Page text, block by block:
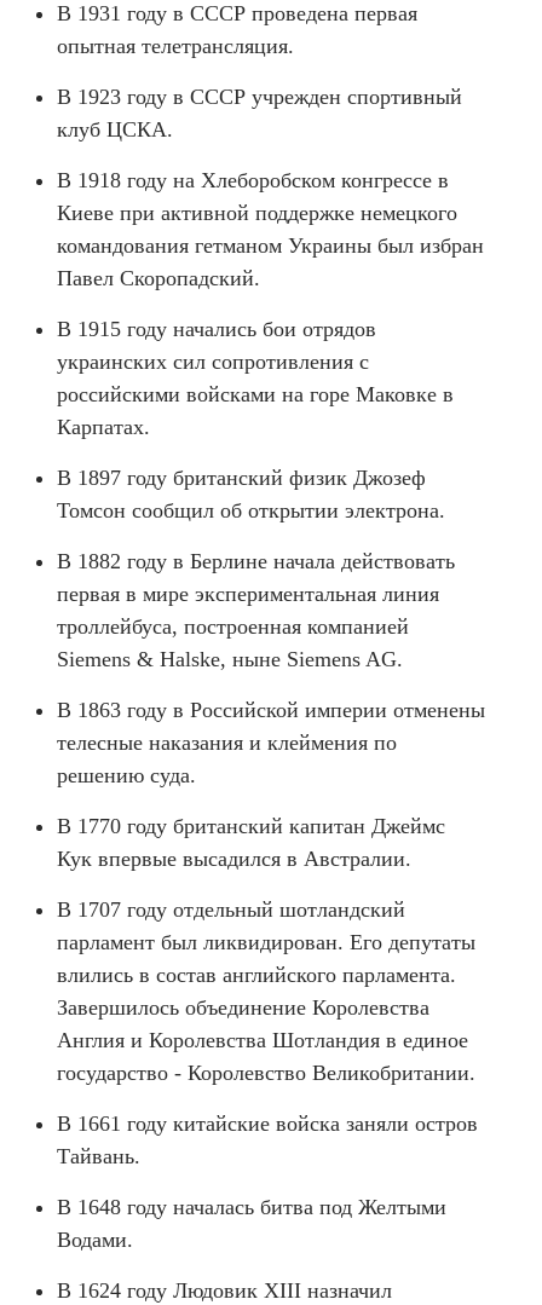
В 1931 году в СССР проведена первая
опытная телетрансляция.
В 1923 году в СССР учрежден спортивный
клуб ЦСКА.
В 1918 году на Хлеборобском конгрессе в
Киеве при активной поддержке немецкого
командования гетманом Украины был избран
Павел Скоропадский.
В 1915 году начались бои отрядов
украинских сил сопротивления с
российскими войсками на горе Маковке в
Карпатах.
В 1897 году британский физик Джозеф
Томсон сообщил об открытии электрона.
В 1882 году в Берлине начала действовать
первая в мире экспериментальная линия
троллейбуса, построенная компанией
Siemens & Halske, ныне Siemens AG.
В 1863 году в Российской империи отменены
телесные наказания и клеймения по
решению суда.
В 1770 году британский капитан Джеймс
Кук впервые высадился в Австралии.
В 1707 году отдельный шотландский
парламент был ликвидирован. Его депутаты
влились в состав английского парламента.
Завершилось объединение Королевства
Англия и Королевства Шотландия в единое
государство - Королевство Великобритании.
В 1661 году китайские войска заняли остров
Тайвань.
В 1648 году началась битва под Желтыми
Водами.
В 1624 году Людовик XIII назначил